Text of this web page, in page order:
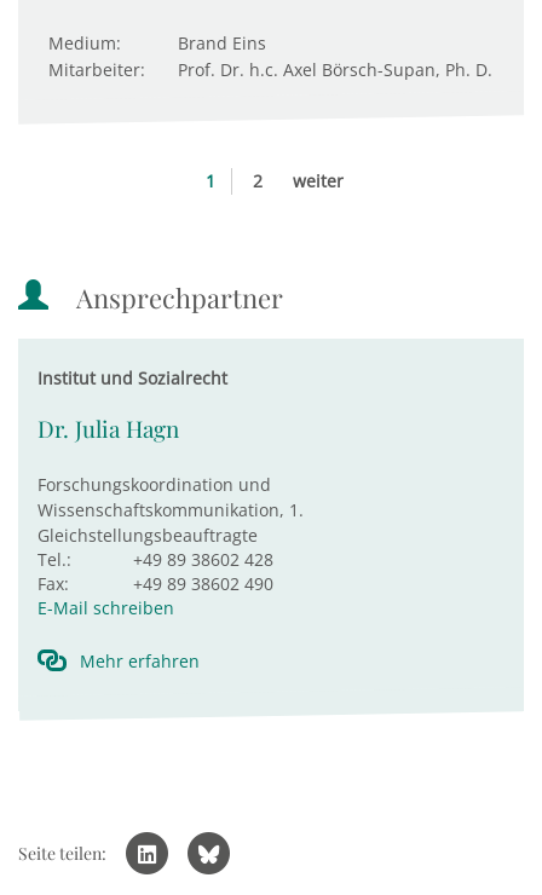
Medium:
Brand Eins
Mitarbeiter:
Prof. Dr. h.c. Axel Börsch-Supan, Ph. D.
1 2 weiter
Ansprechpartner
Institut und Sozialrecht
Dr. Julia Hagn
Forschungskoordination und
Wissenschaftskommunikation, 1.
Gleichstellungsbeauftragte
Tel.:
+49 89 38602 428
Fax:
+49 89 38602 490
E-Mail schreiben
Mehr erfahren
Seite teilen: